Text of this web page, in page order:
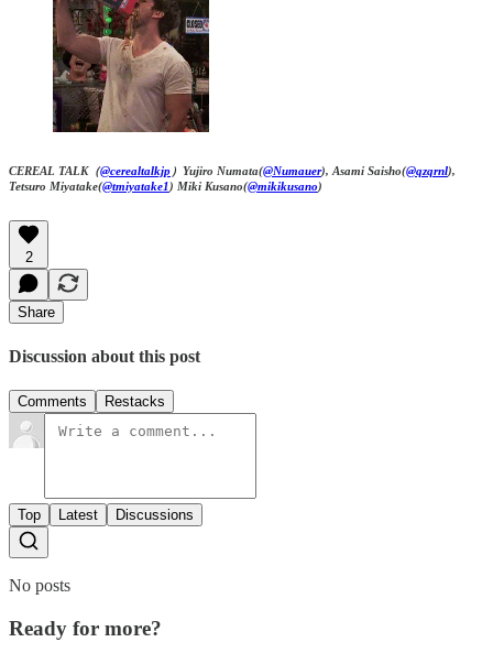
CEREAL TALK（@cerealtalkjp ）Yujiro Numata(@Numauer), Asami Saisho(@qzqrnl),
Tetsuro Miyatake(@tmiyatake1) Miki Kusano(@mikikusano)
2
Share
Discussion about this post
Comments Restacks
Top Latest Discussions
No posts
Ready for more?